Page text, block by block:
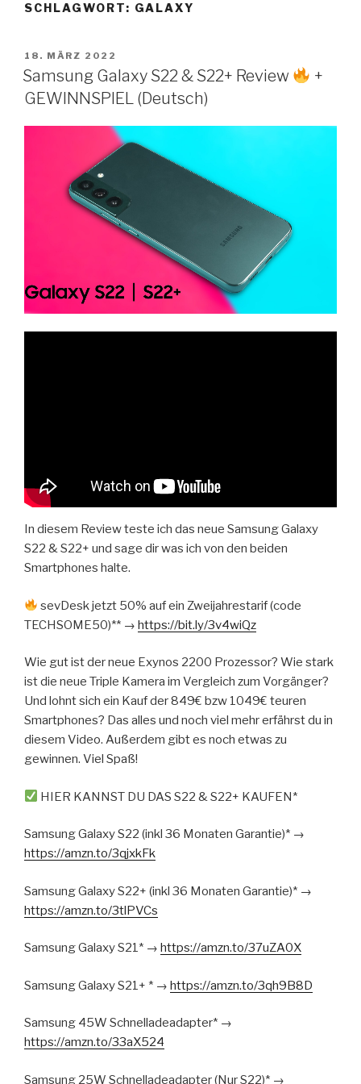
SCHLAGWORT: GALAXY
VERÖFFENTLICHT
AM
18. MÄRZ 2022
Samsung Galaxy S22 & S22+ Review
+
GEWINNSPIEL (Deutsch)
In diesem Review teste ich das neue Samsung Galaxy
S22 & S22+ und sage dir was ich von den beiden
Smartphones halte.
sevDesk jetzt 50% auf ein Zweijahrestarif (code
TECHSOME50)** → https://bit.ly/3v4wiQz
Wie gut ist der neue Exynos 2200 Prozessor? Wie stark
ist die neue Triple Kamera im Vergleich zum Vorgänger?
Und lohnt sich ein Kauf der 849€ bzw 1049€ teuren
Smartphones? Das alles und noch viel mehr erfährst du in
diesem Video. Außerdem gibt es noch etwas zu
gewinnen. Viel Spaß!
HIER KANNST DU DAS S22 & S22+ KAUFEN*
Samsung Galaxy S22 (inkl 36 Monaten Garantie)* →
https://amzn.to/3qjxkFk
Samsung Galaxy S22+ (inkl 36 Monaten Garantie)* →
https://amzn.to/3tlPVCs
Samsung Galaxy S21* → https://amzn.to/37uZA0X
Samsung Galaxy S21+ * → https://amzn.to/3qh9B8D
Samsung 45W Schnelladeadapter* →
https://amzn.to/33aX524
Samsung 25W Schnelladeadapter (Nur S22)* →